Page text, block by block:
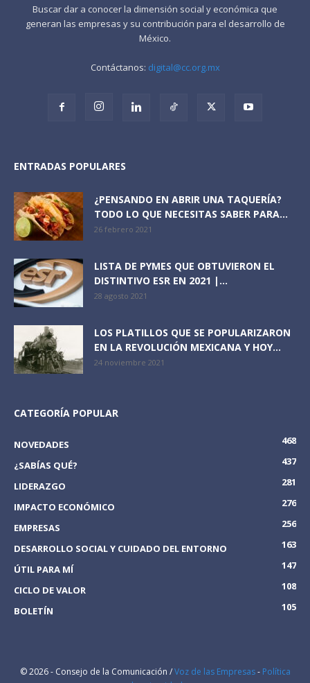
Buscar dar a conocer la dimensión social y económica que
generan las empresas y su contribución para el desarrollo de
México.
Contáctanos: digital@cc.org.mx
ENTRADAS POPULARES
¿PENSANDO EN ABRIR UNA TAQUERÍA?
TODO LO QUE NECESITAS SABER PARA...
26 febrero 2021
LISTA DE PYMES QUE OBTUVIERON EL
DISTINTIVO ESR EN 2021 |...
28 agosto 2021
LOS PLATILLOS QUE SE POPULARIZARON
EN LA REVOLUCIÓN MEXICANA Y HOY...
24 noviembre 2021
CATEGORÍA POPULAR
NOVEDADES
468
¿SABÍAS QUÉ?
437
LIDERAZGO
281
IMPACTO ECONÓMICO
276
EMPRESAS
256
DESARROLLO SOCIAL Y CUIDADO DEL ENTORNO
163
ÚTIL PARA MÍ
147
CICLO DE VALOR
108
BOLETÍN
105
© 2026 - Consejo de la Comunicación /Voz de las Empresas- Política